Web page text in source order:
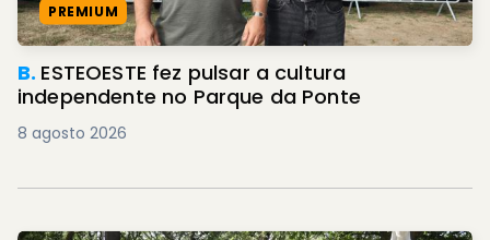
PREMIUM
B. ESTEOESTE fez pulsar a cultura
independente no Parque da Ponte
8 agosto 2026